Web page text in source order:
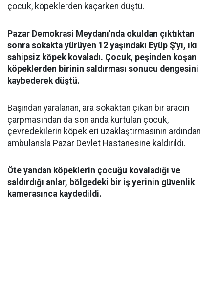
çocuk, köpeklerden kaçarken düştü.
Pazar Demokrasi Meydanı'nda okuldan çıktıktan
sonra sokakta yürüyen 12 yaşındaki Eyüp Ş'yi, iki
sahipsiz köpek kovaladı. Çocuk, peşinden koşan
köpeklerden birinin saldırması sonucu dengesini
kaybederek düştü.
Başından yaralanan, ara sokaktan çıkan bir aracın
çarpmasından da son anda kurtulan çocuk,
çevredekilerin köpekleri uzaklaştırmasının ardından
ambulansla Pazar Devlet Hastanesine kaldırıldı.
Öte yandan köpeklerin çocuğu kovaladığı ve
saldırdığı anlar, bölgedeki bir iş yerinin güvenlik
kamerasınca kaydedildi.